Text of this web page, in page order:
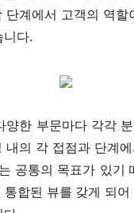
단계에서 고객의 역할
니다.
양한 부문마다 각각
내의 각 접점과 단계
공통의 목표가 있기
통합된 뷰를 갖게 되어